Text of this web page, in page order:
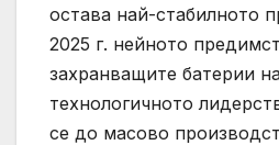
остава най-стабилното
2025 г. нейното
захранващите батерии
технологичното
се до масово